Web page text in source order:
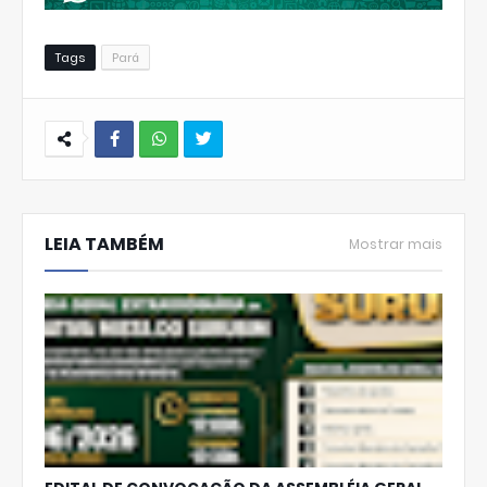
Tags Pará
hats
Ap
LEIA TAMBÉM Mostrar mais